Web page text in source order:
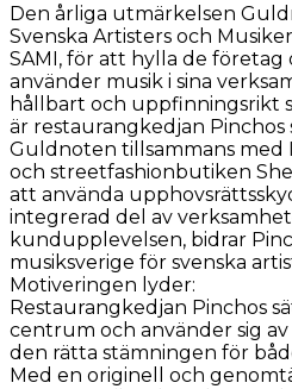
Den årliga utmärkelsen
Svenska Artisters och
SAMI, för att hylla de företag
använder musik i sina
hållbart och uppfinningsrikt
är restaurangkedjan Pinchos
Guldnoten tillsammans med
och streetfashionbutiken
att använda
integrerad del av
kundupplevelsen, bidrar
musiksverige för svenska
Motiveringen lyder:
Restaurangkedjan Pinchos
centrum och använder sig
den rätta stämningen för
Med en originell och